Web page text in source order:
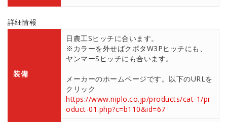
詳細情報
装備
日農工Sヒッチに合います。
※カラーを外せばクボタW3Pヒッチにも、
ヤンマーSヒッチにも合います。
メーカーのホームページです。以下のURLを
クリック
https://www.niplo.co.jp/products/cat-1/pr
oduct-01.php?c=b110&id=67